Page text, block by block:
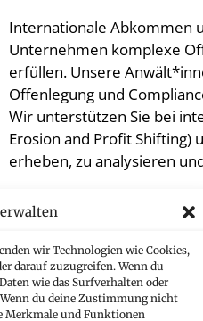
wir Technologien wie Cookies,
darauf zuzugreifen. Wenn du
wie das Surfverhalten oder
du deine Zustimmung nicht
Merkmale und Funktionen
Internationale Abkommen
Unternehmen komplexe
erfüllen. Unsere
Offenlegung und
Wir unterstützen Sie bei
Erosion and Profit Shifting)
erheben, zu analysieren